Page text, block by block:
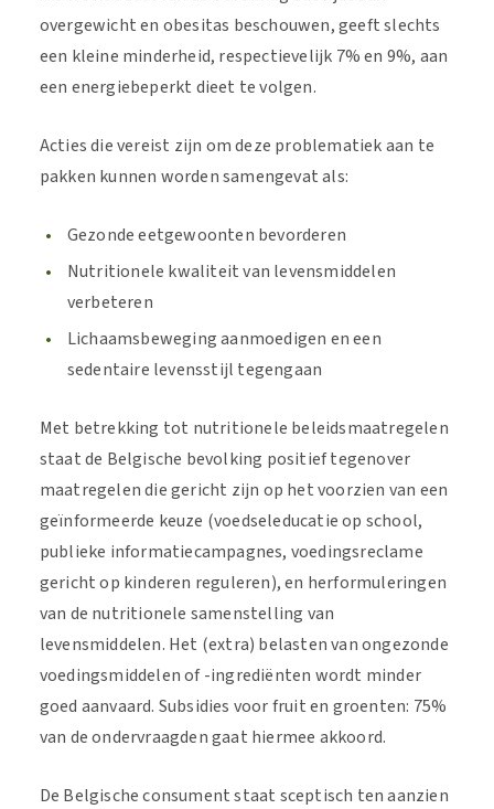
overgewicht en obesitas beschouwen, geeft slechts
een kleine minderheid, respectievelijk 7% en 9%, aan
een energiebeperkt dieet te volgen.
Acties die vereist zijn om deze problematiek aan te
pakken kunnen worden samengevat als:
Gezonde eetgewoonten bevorderen
Nutritionele kwaliteit van levensmiddelen
verbeteren
Lichaamsbeweging aanmoedigen en een
sedentaire levensstijl tegengaan
Met betrekking tot nutritionele beleidsmaatregelen
staat de Belgische bevolking positief tegenover
maatregelen die gericht zijn op het voorzien van een
geïnformeerde keuze (voedseleducatie op school,
publieke informatiecampagnes, voedingsreclame
gericht op kinderen reguleren), en herformuleringen
van de nutritionele samenstelling van
levensmiddelen. Het (extra) belasten van ongezonde
voedingsmiddelen of -ingrediënten wordt minder
goed aanvaard. Subsidies voor fruit en groenten: 75%
van de ondervraagden gaat hiermee akkoord.
De Belgische consument staat sceptisch ten aanzien